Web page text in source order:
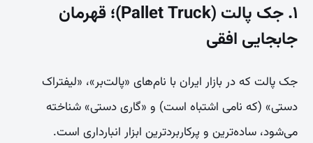
۱. جک پالت (Pallet Truck)؛ قهرمان
جابجایی افقی
جک پالت که در بازار ایران با نام‌های «پالت‌بر»، «لیفتراک
دستی» (که نامی اشتباه است) و «گاری دستی» شناخته
می‌شود، ساده‌ترین و پرکاربردترین ابزار انبارداری است.